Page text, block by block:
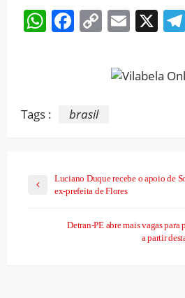
WhatsApp
Facebook
CopyEmail
X
Tags : brasil
Luciano Duque recebe o apoio de
ex-prefeita de Flores
Detran-PE abre mais vagas
a partir